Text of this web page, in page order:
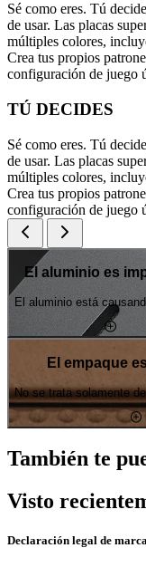
Sé como eres. Tú
de usar. Las placas
múltiples colores,
Crea tus propios
configuración de juego
TÚ DECIDES
Sé como eres. Tú
de usar. Las placas
múltiples colores,
Crea tus propios
configuración de juego
El aluminio es
El aluminio está
El empaque
No se trata solamente
También te
Visto
Declaración legal de